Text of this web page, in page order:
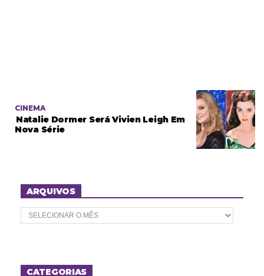
CINEMA
Natalie Dormer Será Vivien Leigh Em
Nova Série
ARQUIVOS
A
r
oCATEGORIAS